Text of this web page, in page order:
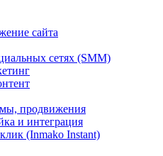
сайта
сетях (SMM)
продвижения
и интеграция
(Inmako Instant)